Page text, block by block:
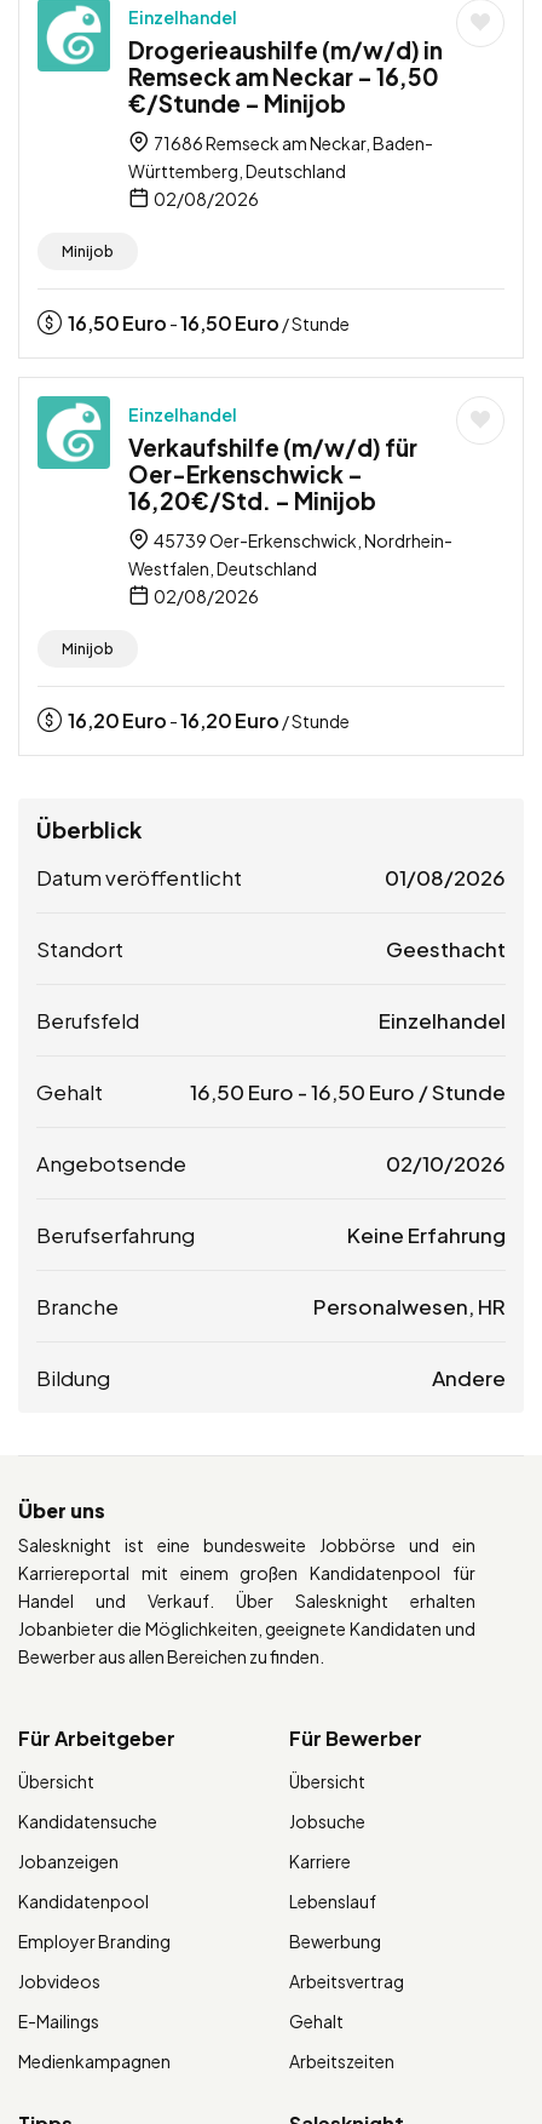
Einzelhandel
Drogerieaushilfe (m/w/d) in
Remseck am Neckar – 16,50
€/Stunde – Minijob
71686 Remseck am Neckar, Baden-
Württemberg, Deutschland
02/08/2026
Minijob
16,50Euro -16,50Euro / Stunde
Einzelhandel
Verkaufshilfe (m/w/d) für
Oer-Erkenschwick –
16,20€/Std. – Minijob
45739 Oer-Erkenschwick, Nordrhein-
Westfalen, Deutschland
02/08/2026
Minijob
16,20Euro -16,20Euro / Stunde
Überblick
Datum veröffentlicht 01/08/2026
Standort Geesthacht
Berufsfeld Einzelhandel
Gehalt 16,50 Euro -16,50 Euro / Stunde
Angebotsende 02/10/2026
Berufserfahrung Keine Erfahrung
Branche Personalwesen, HR
Bildung Andere
Über uns
Salesknight ist eine bundesweite Jobbörse und ein
Karriereportal mit einem großen Kandidatenpool für
Handel und Verkauf. Über Salesknight erhalten
Jobanbieter die Möglichkeiten, geeignete Kandidaten und
Bewerber aus allen Bereichen zu finden.
Für Arbeitgeber
Übersicht
Kandidatensuche
Jobanzeigen
Kandidatenpool
Employer Branding
Jobvideos
E-Mailings
Medienkampagnen
Für Bewerber
Übersicht
Jobsuche
Karriere
Lebenslauf
Bewerbung
Arbeitsvertrag
Gehalt
Arbeitszeiten